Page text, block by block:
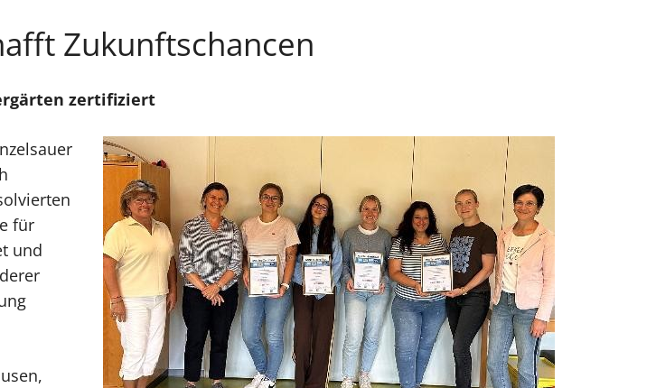
Zukunftschancen
zertifiziert
für
und